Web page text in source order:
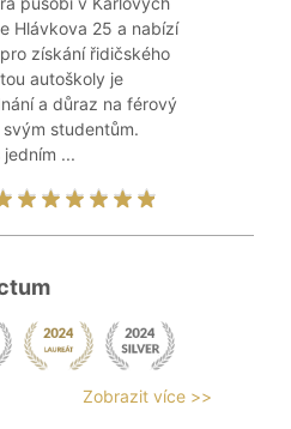
Hlávkova 25 a nabízí
získání řidičského
autoškoly je
a důraz na férový
studentům.
...
Zobrazit více >>